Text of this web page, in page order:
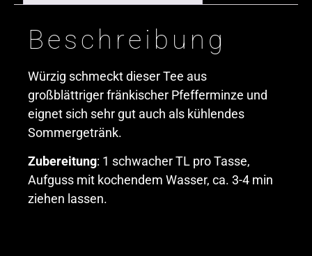
Beschreibung
Würzig schmeckt dieser Tee aus
großblättriger fränkischer Pfefferminze und
eignet sich sehr gut auch als kühlendes
Sommergetränk.
Zubereitung: 1 schwacher TL pro Tasse,
Aufguss mit kochendem Wasser, ca. 3-4 min
ziehen lassen.